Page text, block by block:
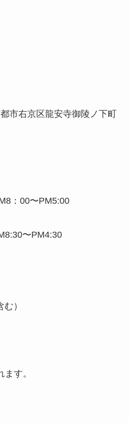
市右京区龍安寺御陵ノ下町
：00〜PM5:00
〜PM4:30
）
す。